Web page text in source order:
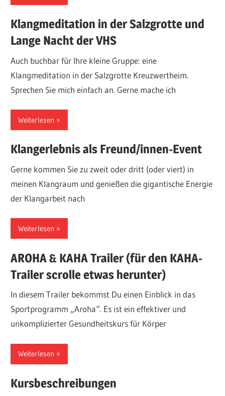
Klangmeditation in der Salzgrotte und
Lange Nacht der VHS
Auch buchbar für Ihre kleine Gruppe: eine
Klangmeditation in der Salzgrotte Kreuzwertheim.
Sprechen Sie mich einfach an. Gerne mache ich
Weiterlesen
Klangerlebnis als Freund/innen-Event
Gerne kommen Sie zu zweit oder dritt (oder viert) in
meinen Klangraum und genießen die gigantische Energie
der Klangarbeit nach
Weiterlesen
AROHA & KAHA Trailer (für den KAHA-
Trailer scrolle etwas herunter)
In diesem Trailer bekommst Du einen Einblick in das
Sportprogramm „Aroha“. Es ist ein effektiver und
unkomplizierter Gesundheitskurs für Körper
Weiterlesen
Kursbeschreibungen